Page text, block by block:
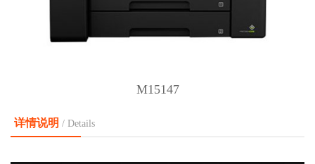
M15147
详情说明 / Details